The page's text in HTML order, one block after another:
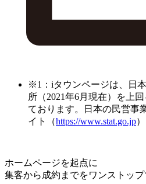
※1：iタウンページは、日
所（2021年6月現在）を上
ております。日本の民営事
イト（https://www.stat.go.jp
ホームページを起点に
集客から成約までをワンストップ